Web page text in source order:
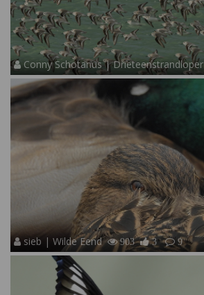
Conny Schotanus | Drieteenstrandloper
sieb | Wilde Eend 903 3 9